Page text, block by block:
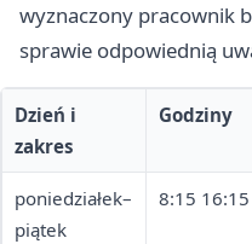
wyznaczony pracownik
sprawie odpowiednią
Dzień i
zakres
Godziny
poniedziałek–
piątek
8:15 16:15